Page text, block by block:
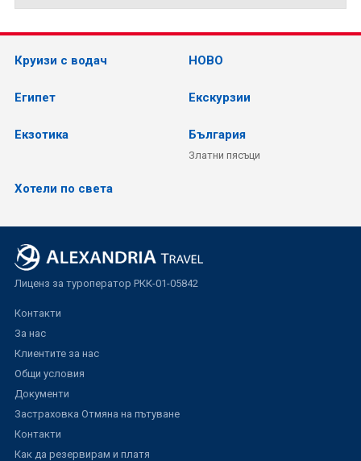
Круизи с водач НОВО
Египет Екскурзии
Екзотика България
Златни пясъци
Хотели по света
Лиценз за туроператор РКК-01-05842
Контакти
За нас
Клиентите за нас
Общи условия
Документи
Застраховка Отмяна на пътуване
Контакти
Как да резервирам и платя